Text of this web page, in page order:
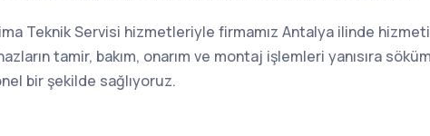
Teknik Servisi hizmetleriyle firmamız Antalya ilinde
tamir, bakım, onarım ve montaj işlemleri yanısıra
bir şekilde sağlıyoruz.